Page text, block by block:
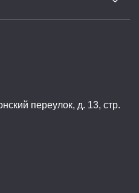
переулок, д. 13, стр.